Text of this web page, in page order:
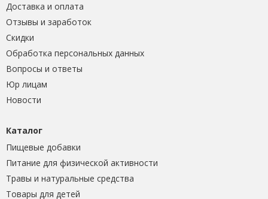
Доставка и оплата
Отзывы и заработок
Скидки
Обработка персональных данных
Вопросы и ответы
Юр лицам
Новости
Каталог
Пищевые добавки
Питание для физической активности
Травы и натуральные средства
Товары для детей